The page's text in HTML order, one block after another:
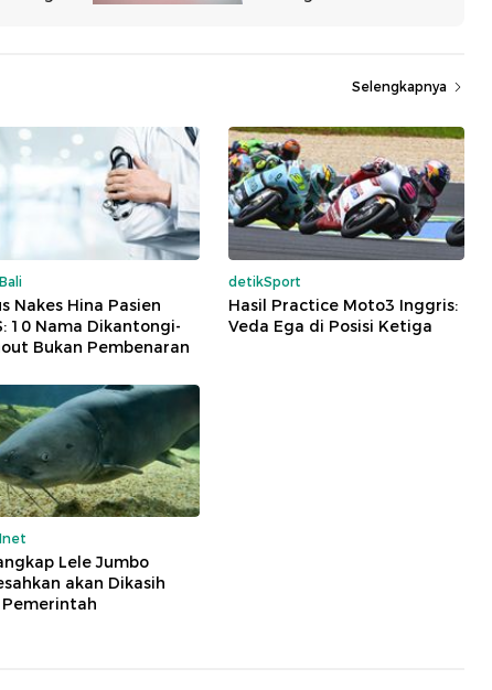
Selengkapnya
Nakes Hina Pasien
10 Nama Dikantongi-
Bukan Pembenaran
detikSport
Hasil Practice Moto3 Inggris:
Veda Ega di Posisi Ketiga
Lele Jumbo
akan Dikasih